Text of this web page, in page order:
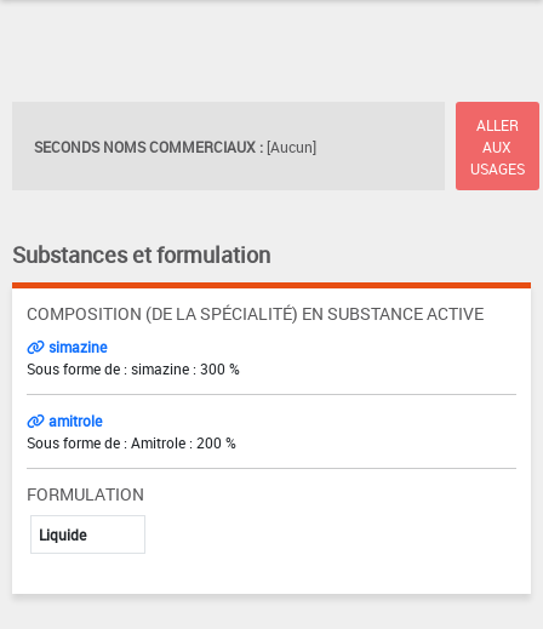
SECONDS NOMS COMMERCIAUX : [Aucun]
ALLER
AUX
USAGES
Substances et formulation
COMPOSITION (DE LA SPÉCIALITÉ) EN SUBSTANCE ACTIVE
simazine
Sous forme de : simazine : 300 %
amitrole
Sous forme de : Amitrole : 200 %
FORMULATION
Liquide